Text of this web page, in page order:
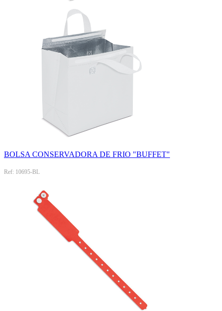
BOLSA CONSERVADORA DE FRIO "BUFFET"
Ref: 10695-BL